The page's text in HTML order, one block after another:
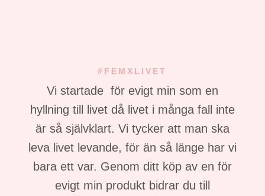
#FEMXLIVET
Vi startade för evigt min som en
hyllning till livet då livet i många fall inte
är så självklart. Vi tycker att man ska
leva livet levande, för än så länge har vi
bara ett var. Genom ditt köp av en för
evigt min produkt bidrar du till